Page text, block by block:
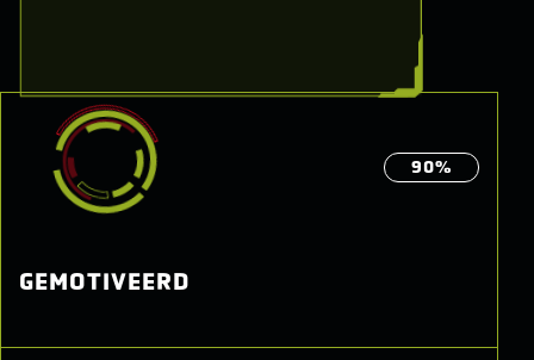
90%
GEMOTIVEERD